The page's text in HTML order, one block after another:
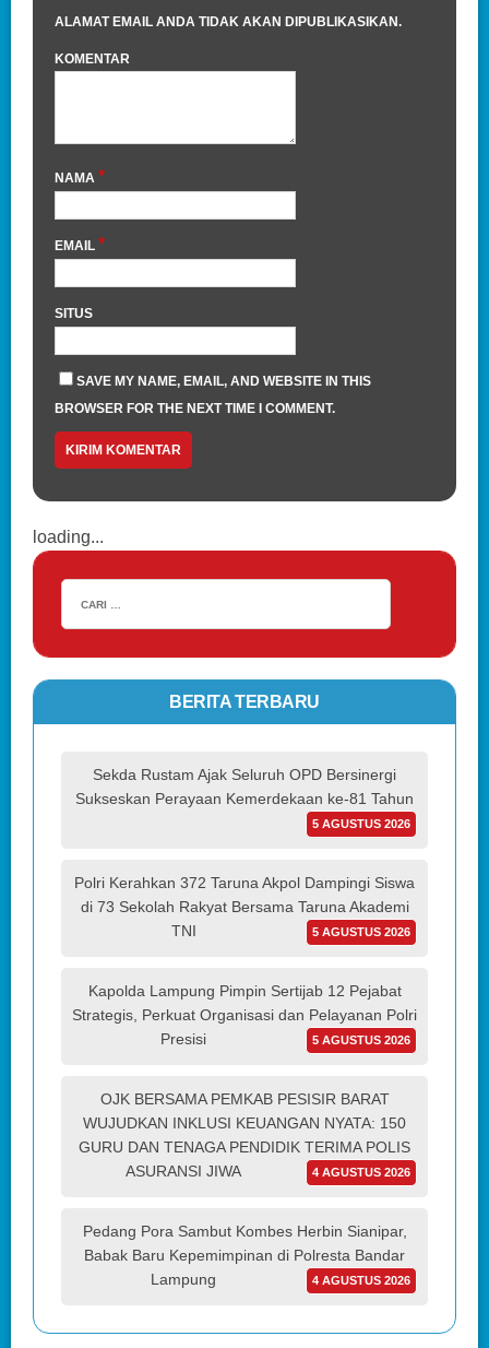
ALAMAT EMAIL ANDA TIDAK AKAN DIPUBLIKASIKAN.
KOMENTAR
NAMA *
EMAIL *
SITUS
SAVE MY NAME, EMAIL, AND WEBSITE IN THIS
BROWSER FOR THE NEXT TIME I COMMENT.
loading...
BERITA TERBARU
Sekda Rustam Ajak Seluruh OPD Bersinergi
Sukseskan Perayaan Kemerdekaan ke-81 Tahun
5 AGUSTUS 2026
Polri Kerahkan 372 Taruna Akpol Dampingi Siswa
di 73 Sekolah Rakyat Bersama Taruna Akademi
TNI
5 AGUSTUS 2026
Kapolda Lampung Pimpin Sertijab 12 Pejabat
Strategis, Perkuat Organisasi dan Pelayanan Polri
Presisi
5 AGUSTUS 2026
OJK BERSAMA PEMKAB PESISIR BARAT
WUJUDKAN INKLUSI KEUANGAN NYATA: 150
GURU DAN TENAGA PENDIDIK TERIMA POLIS
ASURANSI JIWA
4 AGUSTUS 2026
Pedang Pora Sambut Kombes Herbin Sianipar,
Babak Baru Kepemimpinan di Polresta Bandar
Lampung
4 AGUSTUS 2026